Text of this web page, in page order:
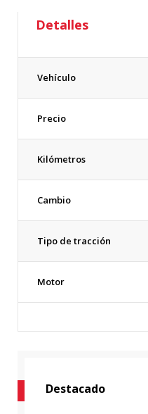
Detalles
Vehículo
Precio
Kilómetros
Cambio
Tipo de tracción
Motor
Destacado